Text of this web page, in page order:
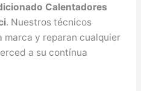
Calentadores
. Nuestros técnicos
marca y reparan cualquier
a su contínua